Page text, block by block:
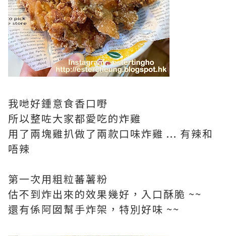
我哋好鍾意食香口嘢
所以整咗大家都愛吃的炸雞
用了兩塊雞扒做了兩款口味炸雞 ... 有辣和
唔辣
第一次用粗粒蕃薯粉
估不到炸出來的效果幾好，入口酥脆 ~~
還有係阿囡幫手炸架，特別好味 ~~